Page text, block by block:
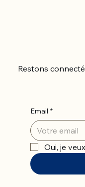
Restons
Email *
Oui, je